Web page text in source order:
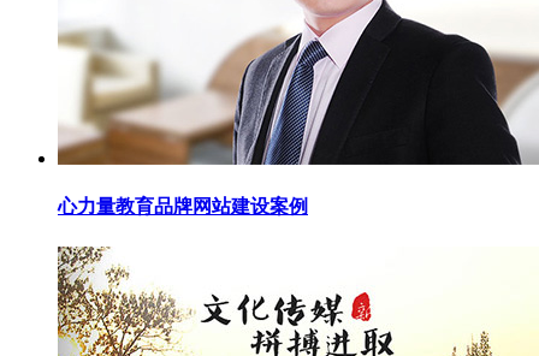
心力量教育品牌网站建设案例